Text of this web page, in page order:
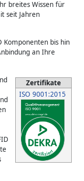
breites Wissen für
seit Jahren
Komponenten bis hin
an Ihre
Zertifikate
ISO 9001:2015